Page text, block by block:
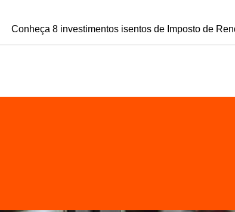
Conheça 8 investimentos isentos de Imposto de